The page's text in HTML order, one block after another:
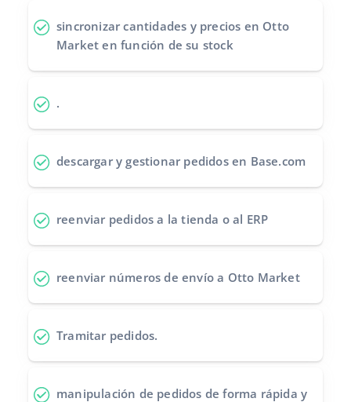
中文
sincronizar cantidades y precios en Otto
Market en función de su stock
.
descargar y gestionar pedidosen Base.com
reenviar pedidos a la tienda o al ERP
reenviar números de envío a Otto Market
Tramitar pedidos.
manipulación de pedidos de forma rápida y